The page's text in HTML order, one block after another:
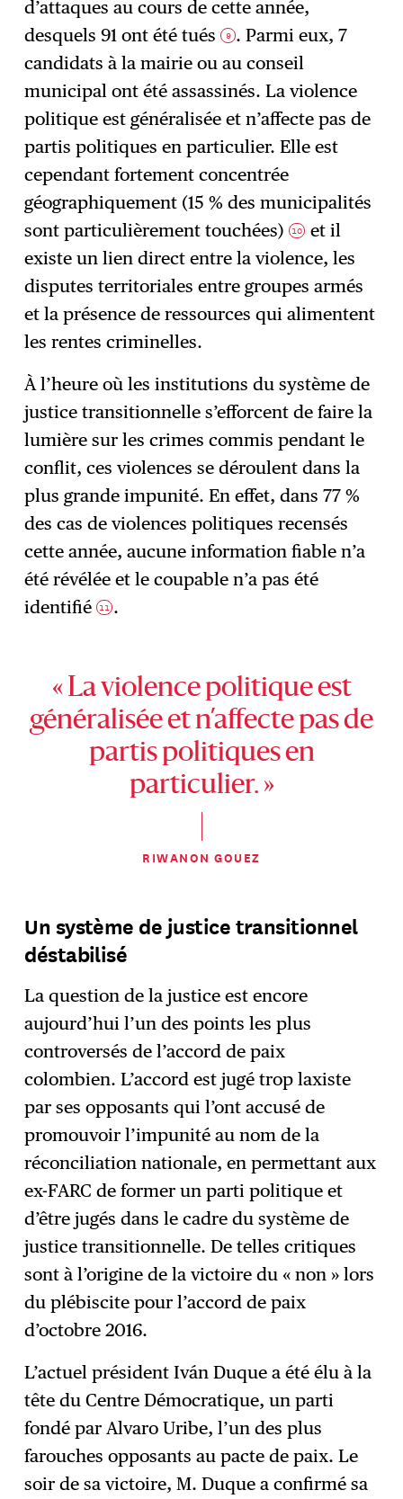
d’attaques au cours de cette année,
desquels 91 ont été tués 9 . Parmi eux, 7
candidats à la mairie ou au conseil
municipal ont été assassinés. La violence
politique est généralisée et n’affecte pas de
partis politiques en particulier. Elle est
cependant fortement concentrée
géographiquement (15 % des municipalités
sont particulièrement touchées)10 et il
existe un lien direct entre la violence, les
disputes territoriales entre groupes armés
et la présence de ressources qui alimentent
les rentes criminelles.
À l’heure où les institutions du système de
justice transitionnelle s’efforcent de faire la
lumière sur les crimes commis pendant le
conflit, ces violences se déroulent dans la
plus grande impunité. En effet, dans 77 %
des cas de violences politiques recensés
cette année, aucune information fiable n’a
été révélée et le coupable n’a pas été
identifié11 .
« La violence politique est
généralisée et n’affecte pas de
partis politiques en
particulier. »
RIWANON GOUEZ
Un système de justice transitionnel
déstabilisé
La question de la justice est encore
aujourd’hui l’un des points les plus
controversés de l’accord de paix
colombien. L’accord est jugé trop laxiste
par ses opposants qui l’ont accusé de
promouvoir l’impunité au nom de la
réconciliation nationale, en permettant aux
ex-FARC de former un parti politique et
d’être jugés dans le cadre du système de
justice transitionnelle. De telles critiques
sont à l’origine de la victoire du « non » lors
du plébiscite pour l’accord de paix
d’octobre 2016.
L’actuel président Iván Duque a été élu à la
tête du Centre Démocratique, un parti
fondé par Alvaro Uribe, l’un des plus
farouches opposants au pacte de paix. Le
soir de sa victoire, M. Duque a confirmé sa